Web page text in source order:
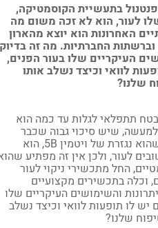
בתעשיית הקוסמטיקה,
הוא לא זכה משום מה
האחרונות הוא יוצא מהארון
החברתיות. מה זה בדיוק
העיקריים שלו בעור הפנים,
לוואי וכיצד נשלב אותו
לגלות עד כמה הוא
שיש סיכוי גבוה שכבר
השתמשת בו ולא ידעת. פנטנול, שהוא נגזרת של ויטמין 5B, הוא
לעור, ולכן אין זה מפתיע שהוא
מתכשירי ניקוי לעור
בתכשירים מקצועיים
והשימושים העיקריים שלו
תופעות לוואי וכיצד נשלב
שלנו?